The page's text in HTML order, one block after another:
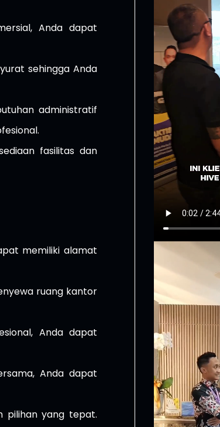
Anda dapat
sehingga Anda
administratif
fasilitas dan
memiliki alamat
ruang kantor
Anda dapat
Anda dapat
pilihan yang tepat.